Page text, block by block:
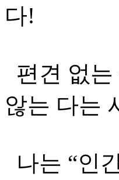
다!
편견 없
않는 다는
나는 “인